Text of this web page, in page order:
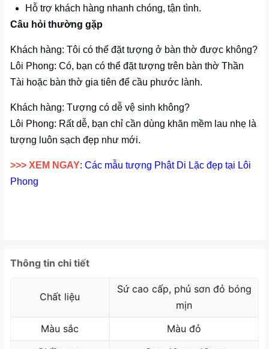
Hỗ trợ khách hàng nhanh chóng, tận tình.
Câu hỏi thường gặp
Khách hàng: Tôi có thể đặt tượng ở bàn thờ được không?
Lôi Phong: Có, bạn có thể đặt tượng trên bàn thờ Thần
Tài hoặc bàn thờ gia tiên để cầu phước lành.
Khách hàng: Tượng có dễ vệ sinh không?
Lôi Phong: Rất dễ, bạn chỉ cần dùng khăn mềm lau nhẹ là
tượng luôn sạch đẹp như mới.
>>> XEM NGAY: Các mẫu tượng Phật Di Lặc đẹp tại Lôi
Phong
Thông tin chi tiết
Chất liệu
Sứ cao cấp, phủ sơn đỏ bóng
mịn
Màu sắc
Màu đỏ